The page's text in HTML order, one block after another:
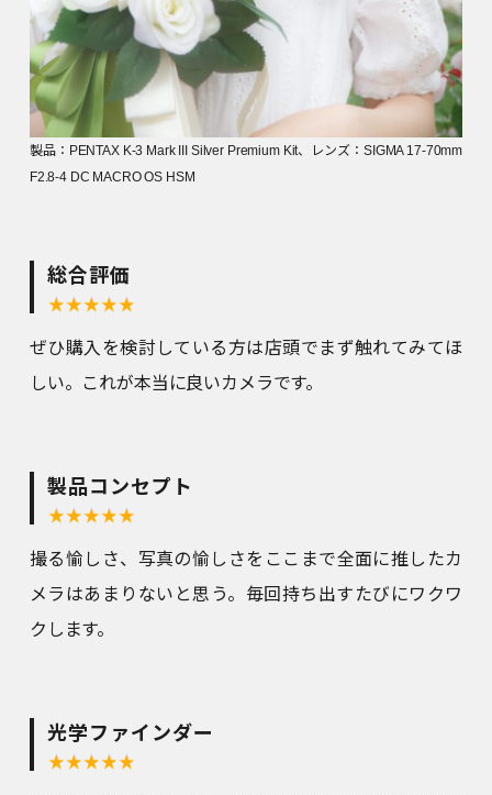
製品：PENTAX K-3 Mark III Silver Premium Kit、レンズ：SIGMA 17-70mm
F2.8-4 DC MACRO OS HSM
総合評価
ぜひ購入を検討している方は店頭でまず触れてみてほ
しい。これが本当に良いカメラです。
製品コンセプト
撮る愉しさ、写真の愉しさをここまで全面に推したカ
メラはあまりないと思う。毎回持ち出すたびにワクワ
クします。
光学ファインダー